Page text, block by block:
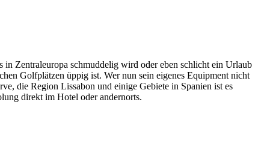
Zentraleuropa schmuddelig wird oder eben schlicht ein Urlaub
Golfplätzen üppig ist. Wer nun sein eigenes Equipment nicht
die Region Lissabon und einige Gebiete in Spanien ist es
direkt im Hotel oder andernorts.